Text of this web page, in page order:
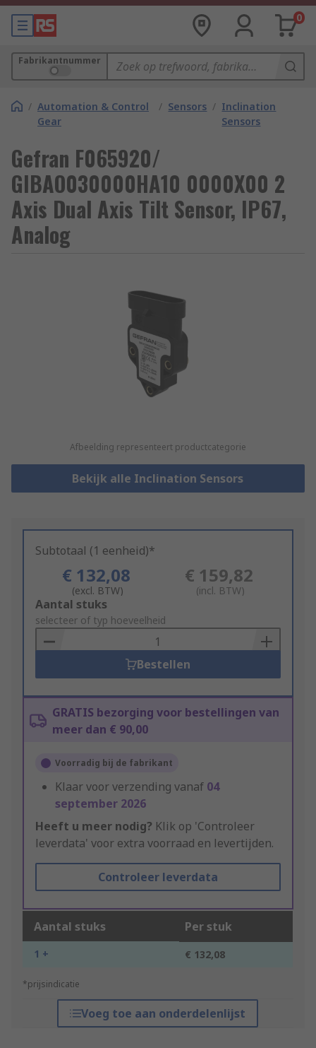
0
Fabrikantnummer
/ Automation & Control
Gear
/ Sensors / Inclination
Sensors
Gefran F065920/
GIBAO030000HA10 0000X00 2
Axis Dual Axis Tilt Sensor, IP67,
Analog
Afbeelding representeert productcategorie
Bekijk alle Inclination Sensors
Subtotaal (1 eenheid)*
€ 132,08
(excl. BTW)
€ 159,82
(incl. BTW)
Add
to
Basket
Aantal stuks
selecteer of typ hoeveelheid
Bestellen
GRATIS bezorging voor bestellingen van
meer dan € 90,00
Voorradig bij de fabrikant
Klaar voor verzending vanaf 04
september 2026
Heeft u meer nodig? Klik op 'Controleer
leverdata' voor extra voorraad en levertijden.
Controleer leverdata
Aantal stuks Per stuk
1 + € 132,08
*prijsindicatie
Voeg toe aan onderdelenlijst